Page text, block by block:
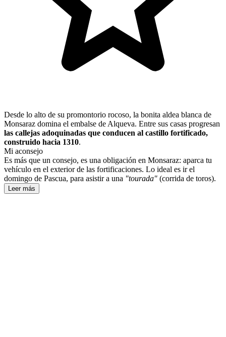
Desde lo alto de su promontorio rocoso, la bonita aldea blanca de
Monsaraz domina el embalse de Alqueva. Entre sus casas progresan
las callejas adoquinadas que conducen al castillo fortificado,
construido hacia 1310.
Mi aconsejo
Es más que un consejo, es una obligación en Monsaraz: aparca tu
vehículo en el exterior de las fortificaciones. Lo ideal es ir el
domingo de Pascua, para asistir a una "tourada" (corrida de toros).
Leer más